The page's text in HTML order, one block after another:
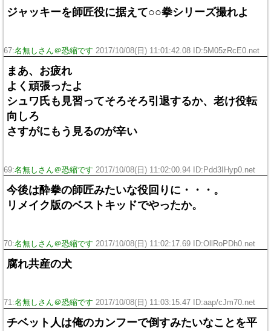
ジャッキーを師匠役に据えて○○拳シリーズ撮れよ
67:名無しさん＠恐縮です 2017/10/08(日) 11:01:42.08 ID:5M05zRcE0.net
まあ、お疲れ
よく頑張ったよ
シュワ氏も見習ってそろそろ引退するか、老け役転
向しろ
さすがにもう見るのが辛い
69:名無しさん＠恐縮です 2017/10/08(日) 11:02:00.94 ID:Pdd3IHyp0.net
今後は酔拳の師匠みたいな役回りに・・・。
リメイク版のベストキッドでやったか。
70:名無しさん＠恐縮です 2017/10/08(日) 11:02:17.69 ID:OllRoPDh0.net
腐れ共産の犬
71:名無しさん＠恐縮です 2017/10/08(日) 11:03:15.47 ID:aap/cJm70.net
チベット人は俺のカンフーで倒すみたいなことを平